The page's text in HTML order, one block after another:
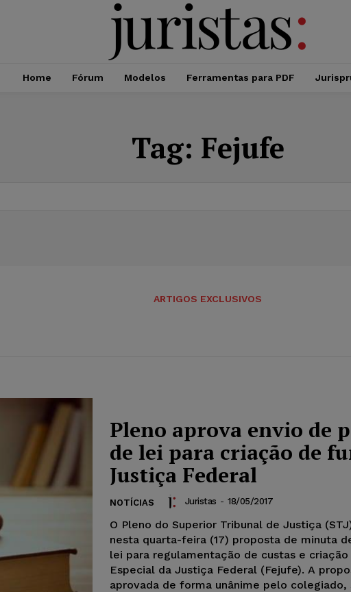
Home Fórum Modelos Ferramentas para PDF
Tag: Fejufe
ARTIGOS EXCLUSIVOS
Pleno aprova envio de
de lei para criação de
Justiça Federal
NOTÍCIAS Juristas - 18/05/2017
O Pleno do Superior Tribunal de Justiça
nesta quarta-feira (17) proposta de minuta
lei para regulamentação de custas e criação
Especial da Justiça Federal (Fejufe). A
aprovada de forma unânime pelo colegiado,